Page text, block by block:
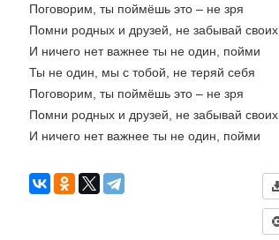
Поговорим, ты поймёшь это – не зря
Помни родных и друзей, не забывай своих
И ничего нет важнее ты не один, пойми
Ты не один, мы с тобой, не теряй себя
Поговорим, ты поймёшь это – не зря
Помни родных и друзей, не забывай своих
И ничего нет важнее ты не один, пойми